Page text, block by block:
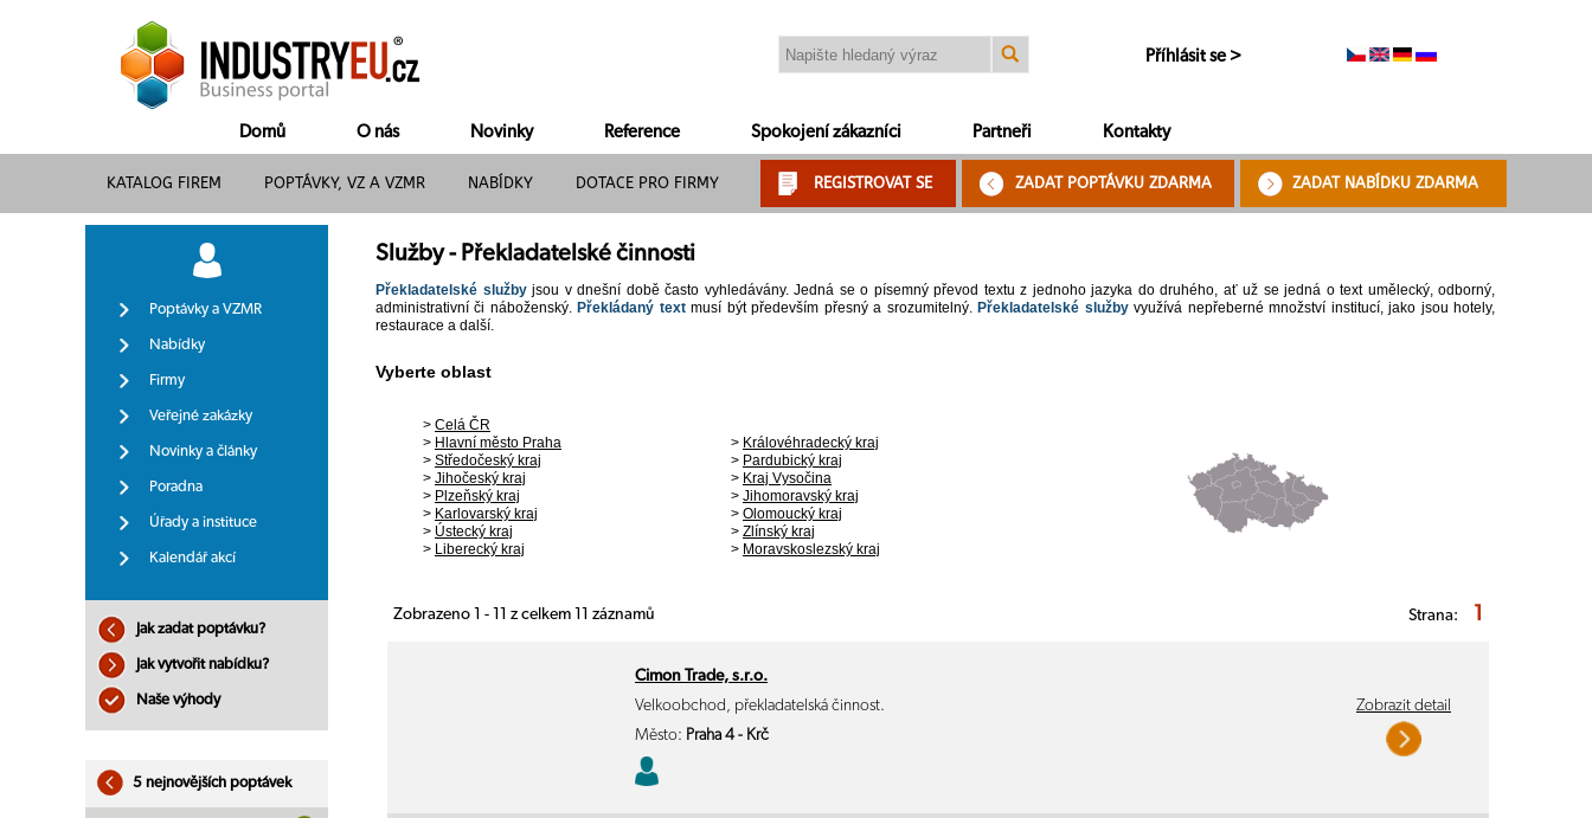
Příhlásit se >
Domů O nás Novinky Reference Spokojení zákazníci Partneři Kontakty
KATALOG FIREM POPTÁVKY, VZ A VZMR NABÍDKY DOTACE PRO FIRMY REGISTROVAT SE ZADAT POPTÁVKU ZDARMA ZADAT NABÍDKU ZDARMA
Poptávky a VZMR
Nabídky
Firmy
Veřejné zakázky
Novinky a články
Poradna
Úřady a instituce
Kalendář akcí
Jak zadat poptávku?
Jak vytvořit nabídku?
Naše výhody
5 nejnovějších poptávek
Služby - Překladatelské činnosti
Překladatelské službyjsou v dnešní době často vyhledávány. Jedná se o písemný převod textu z jednoho jazyka do druhého, ať už se jedná o text umělecký, odborný,
administrativní či náboženský. Překládaný textmusí být především přesný a srozumitelný. Překladatelské službyvyužívá nepřeberné množství institucí, jako jsou hotely,
restaurace a další.
Vyberte oblast
> Celá ČR
> Hlavní město Praha
> Středočeský kraj
> Jihočeský kraj
> Plzeňský kraj
> Karlovarský kraj
> Ústecký kraj
> Liberecký kraj
> Královéhradecký kraj
> Pardubický kraj
> Kraj Vysočina
> Jihomoravský kraj
> Olomoucký kraj
> Zlínský kraj
> Moravskoslezský kraj
Zobrazeno 1 - 11 z celkem 11 záznamů Strana: 1
Cimon Trade, s.r.o.
Velkoobchod, překladatelská činnost.
Město: Praha 4 - Krč
Zobrazit detail